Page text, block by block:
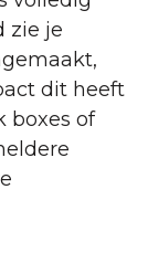
zie je
dit heeft
boxes of